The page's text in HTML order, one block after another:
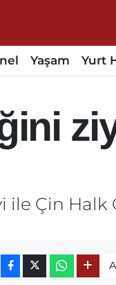
Yaşam Yurt
ile Çin
A